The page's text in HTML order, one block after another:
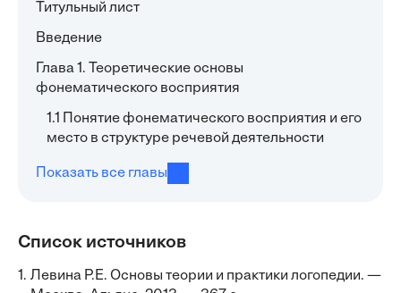
Титульный лист
Введение
Глава 1. Теоретические основы
фонематического восприятия
1.1 Понятие фонематического восприятия и его
место в структуре речевой деятельности
Показать все главы
Список источников
1. Левина Р.Е. Основы теории и практики логопедии. —